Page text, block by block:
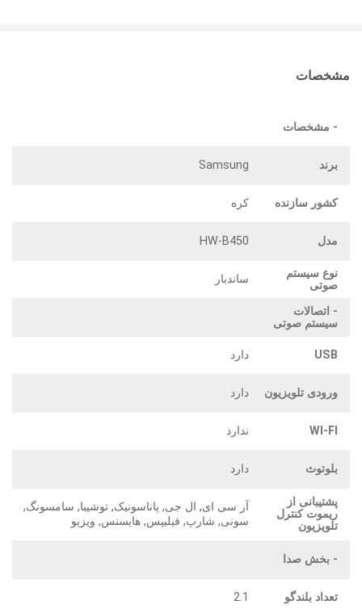
مشخصات
- مشخصات
برند Samsung
کشور سازنده کره
مدل HW-B450
نوع سیستم
صوتی
ساندبار
- اتصالات
سیستم صوتی
USB دارد
ورودی تلویزیون دارد
WI-FI ندارد
بلوتوث دارد
پشتیبانی از
ریموت کنترل
تلویزیون
آر سی ای, ال جی, پاناسونیک, توشیبا, سامسونگ,
سونی, شارپ, فیلیپس, هایسنس, ویزیو
- بخش صدا
تعداد بلندگو 2.1